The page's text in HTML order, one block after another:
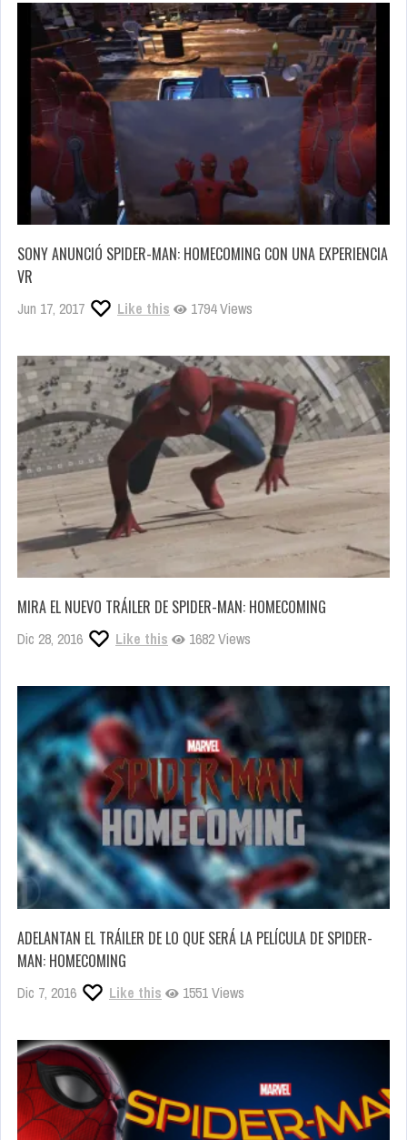
SONY ANUNCIÓ SPIDER-MAN: HOMECOMING CON UNA EXPERIENCIA
VR
Jun 17, 2017 Like this 1794 Views
MIRA EL NUEVO TRÁILER DE SPIDER-MAN: HOMECOMING
Dic 28, 2016 Like this 1682 Views
ADELANTAN EL TRÁILER DE LO QUE SERÁ LA PELÍCULA DE SPIDER-
MAN: HOMECOMING
Dic 7, 2016 Like this 1551 Views